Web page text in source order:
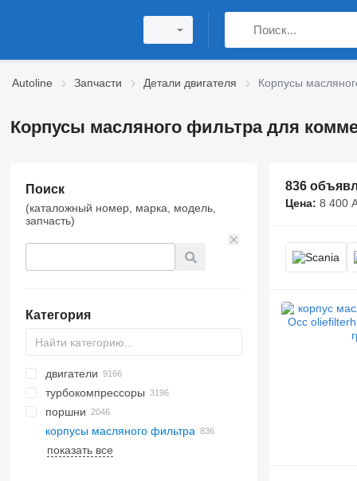
Autoline Запчасти Детали двигателя Корпусы
Корпусы масляного фильтра для
Поиск
(каталожный номер, марка, модель,
запчасть)
Категория
двигатели
турбокомпрессоры
поршни
корпусы масляного фильтра
показать все
836
Цена: 8 400